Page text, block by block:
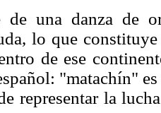
de una danza de
lo que
de ese
"matachín"
representar la